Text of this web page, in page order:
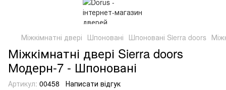
Міжкімнатні двері Шпоновані Шпоновані Sierra doors
Міжкімнатні двері Sierra doors
Модерн-7 - Шпоновані
Артикул: 00458 Написати відгук